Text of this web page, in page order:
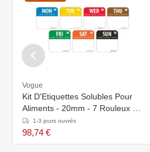
Vogue
Kit D'Etiquettes Solubles Pour
Aliments - 20mm - 7 Rouleux De
1000 Pièces
1-3 jours ouvrés
98,74 €